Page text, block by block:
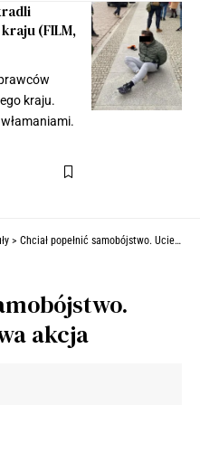
(FILM,
kraju.
> Chciał popełnić samobójstwo. Uciekł do lasu. Trwa akcja
akcja